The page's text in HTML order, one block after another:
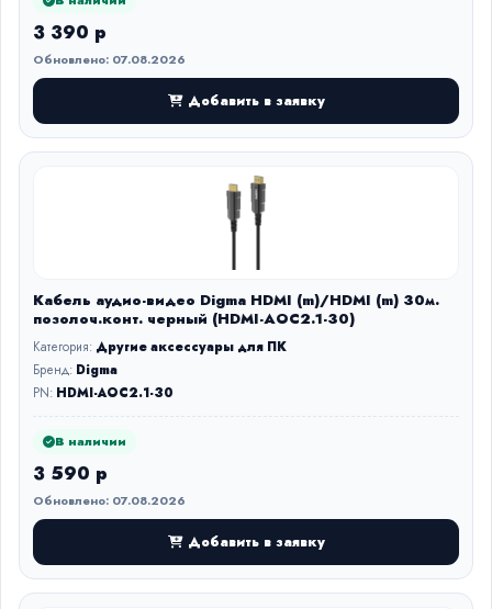
3 390 р
Обновлено: 07.08.2026
Добавить в заявку
Кабель аудио-видео Digma HDMI (m)/HDMI (m) 30м.
позолоч.конт. черный (HDMI-AOC2.1-30)
Категория: Другие аксессуары для ПК
Бренд: Digma
PN: HDMI-AOC2.1-30
В наличии
3 590 р
Обновлено: 07.08.2026
Добавить в заявку